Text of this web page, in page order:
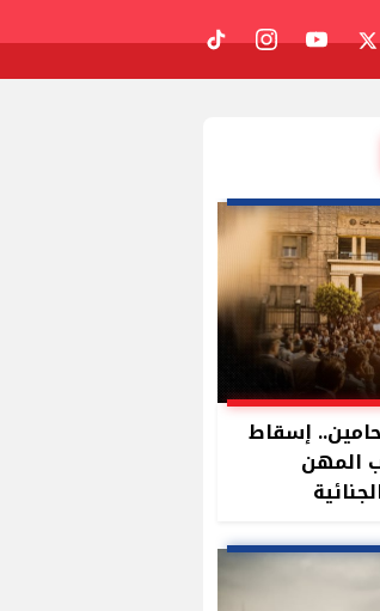
twitter
youtube
instagram
tiktok
إسقاط
المهن